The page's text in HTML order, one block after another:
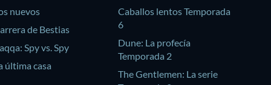
nuevos
de Bestias
Spy vs. Spy
última casa
Caballos lentos Temporada
6
Dune: La profecía
Temporada 2
The Gentlemen: La serie